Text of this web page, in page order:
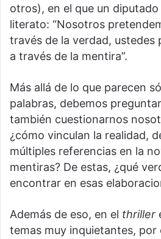
otros), en el que un
literato: “Nosotros
través de la verdad, ustedes
a través de la mentira”.
Más allá de lo que parecen
palabras, debemos
también cuestionarnos
¿cómo vinculan la realidad,
múltiples referencias en la
mentiras? De estas, ¿qué
encontrar en esas
Además de eso, en el thriller
temas muy inquietantes, por